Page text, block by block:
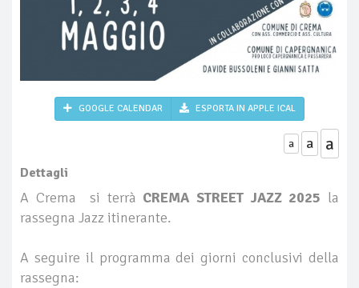
GOOGLE CALENDAR ESPORTA IN APPLE ICAL
a a a
Dettagli
A Crema si terrà CREMA STREET JAZZ 2025 la
rassegna Jazz itinerante.
A seguire il programma dei giorni conclusivi della
rassegna: